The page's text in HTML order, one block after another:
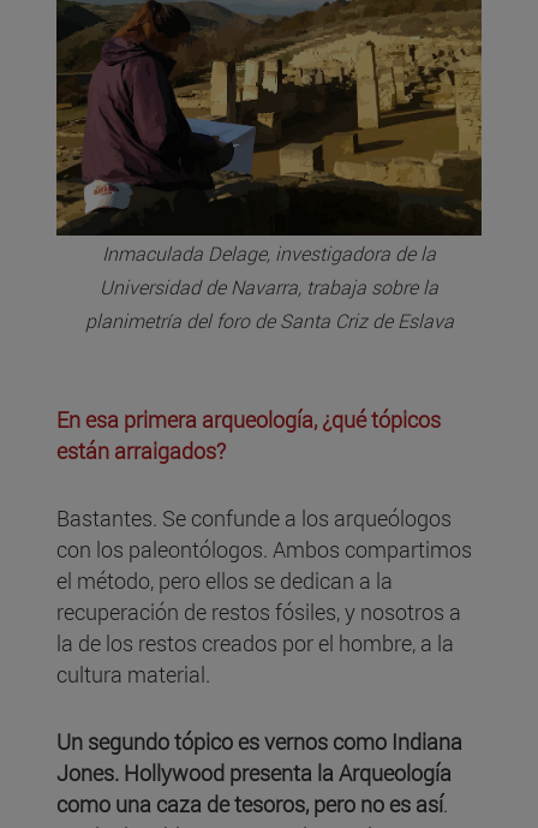
Inmaculada Delage, investigadora de la
Universidad de Navarra, trabaja sobre la
planimetría del foro de Santa Criz de Eslava
En esa primera arqueología, ¿qué tópicos
están arraigados?
Bastantes. Se confunde a los arqueólogos
con los paleontólogos. Ambos compartimos
el método, pero ellos se dedican a la
recuperación de restos fósiles, y nosotros a
la de los restos creados por el hombre, a la
cultura material.
Un segundo tópico es vernos como Indiana
Jones. Hollywood presenta la Arqueología
como una caza de tesoros, pero no es así.